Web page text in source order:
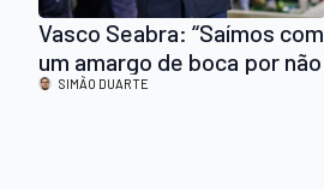
Vasco Seabra: “Saímos com
um amargo de boca por não
termos levado os três
SIMÃO DUARTE